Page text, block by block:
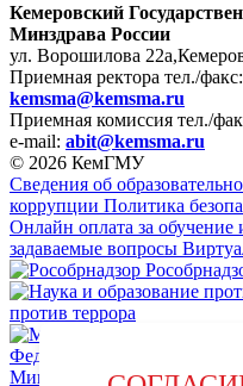
Кемеровский
Минздрава России
ул. Ворошилова 22а,
Приемная ректора тел./факс:
kemsma@kemsma.ru
Приемная комиссия тел./
e-mail: abit@kemsma.ru
© 2026 КемГМУ
Сведения об
коррупции Политика
Онлайн оплата за
задаваемые вопросы
против террора
Министерство науки и